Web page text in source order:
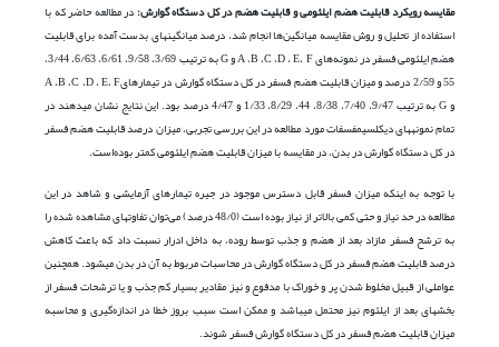
مقایسه رویکرد قابلیت هضم ایلئومی و قابلیت هضم در کل دستگاه گوارش: در مطالعه حاضر که با
استفاده از تحلیل و روش مقایسه میانگین‌ها انجام شد، درصد میانگین­های بدست آمده برای قابلیت
هضم ایلئومی فسفر در نمونه‌های A ،B ،C ،D ، E، F و G به ترتیب 3/69، 9/58، 6/61، 6/63، 3/44،
55 و 2/59 درصد و میزان قابلیت هضم فسفر در کل دستگاه گوارش در تیمارهایA ،B ،C ،D ، E، F
و G به ترتیب 9/47، 7/40، 8/38، 44، 8/29، 1/33 و 4/47 درصد بود. این نتایج نشان می­دهند در
تمام نمونه­های دی­کلسیم­فسفات مورد مطالعه در این بررسی تجربی، میزان درصد قابلیت هضم فسفر
در کل دستگاه گوارش در بدن، در مقایسه با میزان قابلیت هضم ایلئومی کمتر بوده‌است.
با توجه به اینکه میزان فسفر قابل دسترس موجود در جیره تیمارهای آزمایشی و شاهد در این
مطالعه در حد نیاز و حتی کمی بالاتر از نیاز بوده است (48/0 درصد) می‌توان تفاوت­های مشاهده شده را
به ترشح فسفر مازاد بعد از هضم و جذب توسط روده، به داخل ادرار نسبت داد که باعث کاهش
درصد قابلیت هضم فسفر در کل دستگاه گوارش در محاسبات مربوط به آن در بدن می­شود. همچنین
عواملی از قبیل مخلوط شدن پر و خوراک با مدفوع و نیز مقادیر بسیار کم جذب و یا ترشحات فسفر از
بخش­های بعد از ایلئوم نیز محتمل می­باشد و ممکن است سبب بروز خطا در اندازه‌گیری و محاسبه
میزان قابلیت هضم فسفر در کل دستگاه گوارش فسفر شوند.